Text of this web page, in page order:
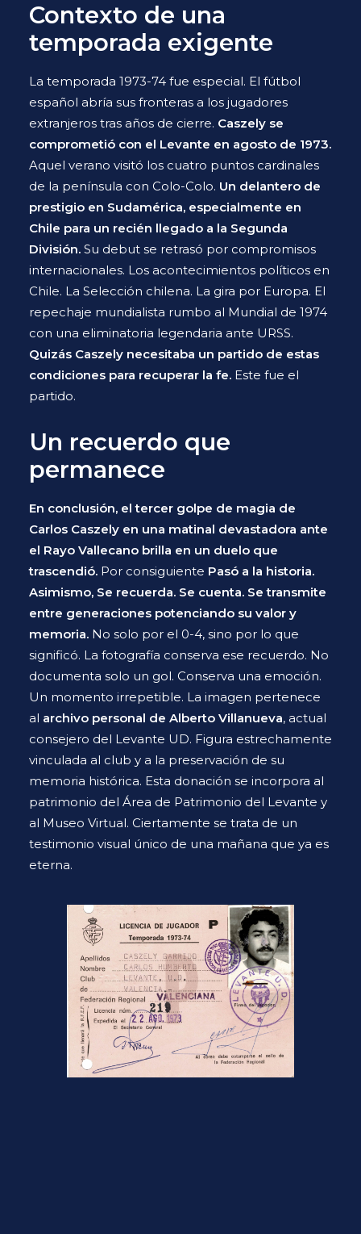
Contexto de una
temporada exigente
La temporada 1973-74 fue especial. El fútbol
español abría sus fronteras a los jugadores
extranjeros tras años de cierre. Caszely se
comprometió con el Levante en agosto de 1973.
Aquel verano visitó los cuatro puntos cardinales
de la península con Colo-Colo. Un delantero de
prestigio en Sudamérica, especialmente en
Chile para un recién llegado a la Segunda
División. Su debut se retrasó por compromisos
internacionales. Los acontecimientos políticos en
Chile. La Selección chilena. La gira por Europa. El
repechaje mundialista rumbo al Mundial de 1974
con una eliminatoria legendaria ante URSS.
Quizás Caszely necesitaba un partido de estas
condiciones para recuperar la fe. Este fue el
partido.
Un recuerdo que
permanece
En conclusión, el tercer golpe de magia de
Carlos Caszely en una matinal devastadora ante
el Rayo Vallecano brilla en un duelo que
trascendió. Por consiguiente Pasó a la historia.
Asimismo, Se recuerda. Se cuenta. Se transmite
entre generaciones potenciando su valor y
memoria. No solo por el 0-4, sino por lo que
significó. La fotografía conserva ese recuerdo. No
documenta solo un gol. Conserva una emoción.
Un momento irrepetible. La imagen pertenece
al archivo personal de Alberto Villanueva, actual
consejero del Levante UD. Figura estrechamente
vinculada al club y a la preservación de su
memoria histórica. Esta donación se incorpora al
patrimonio del Área de Patrimonio del Levante y
al Museo Virtual. Ciertamente se trata de un
testimonio visual único de una mañana que ya es
eterna.